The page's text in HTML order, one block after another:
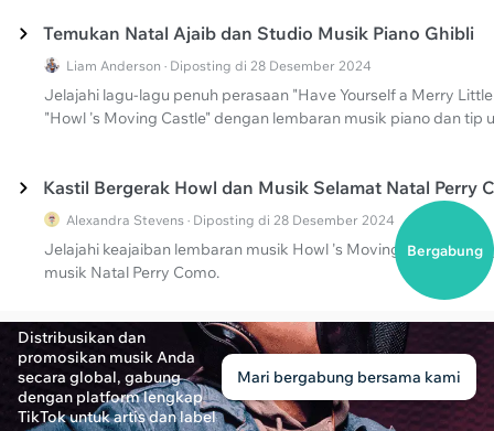
Temukan Natal Ajaib dan Studio Musik Piano Ghibli
Liam Anderson · Diposting di 28 Desember 2024
Jelajahi lagu-lagu penuh perasaan "Have Yourself a Merry
"Howl 's Moving Castle" dengan lembaran musik piano dan tip
Kastil Bergerak Howl dan Musik Selamat Natal Perry
Alexandra Stevens · Diposting di 28 Desember 2024
Jelajahi keajaiban lembaran musik Howl 's Moving Castle
musik Natal Perry Como.
Distribusikan dan
promosikan musik Anda
secara global, gabung
dengan platform lengkap
TikTok untuk artis dan label
Mari bergabung bersama kami
Bergabung